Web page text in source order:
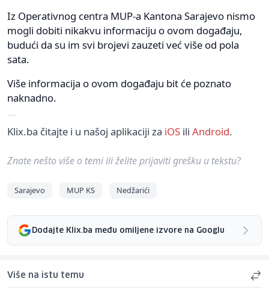
Iz Operativnog centra MUP-a Kantona Sarajevo nismo
mogli dobiti nikakvu informaciju o ovom događaju,
budući da su im svi brojevi zauzeti već više od pola
sata.
Više informacija o ovom događaju bit će poznato
naknadno.
Klix.ba čitajte i u našoj aplikaciji za iOS ili Android.
Znate nešto više o temi ili želite prijaviti grešku u tekstu?
Sarajevo MUP KS Nedžarići
Dodajte Klix.ba među omiljene izvore na Googlu
Više na istu temu